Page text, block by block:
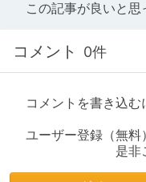
この記事が良いと思
コメント 0件
コメントを書き込
ユーザー登録（無
是非